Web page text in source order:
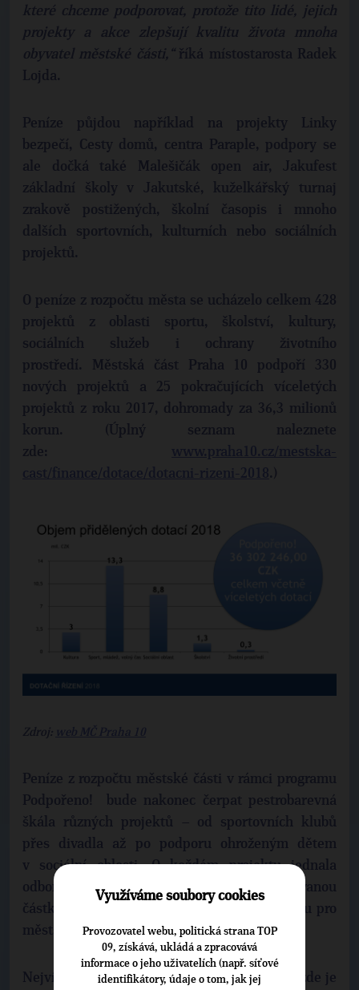
které chceme podporovat, protože tito lidé, jejich
projekty a akce zlepšují kvalitu života mnoha
obyvatel městské části,“říká místostarosta Radek
Lojda.
Peníze půjdou například na projekty Linky
bezpečí, Cesty domů, centra Paraple, podpory se
ale dočká také Malešičák open air, Jakufest
základní školy v Jakutské, kuželkářský turnaj
zrakově postižených, školní časopis i mnoho
dalších sportovních, kulturních nebo sociálních
projektů.
O peníze z rozpočtu města se ucházelo celkem 428
projektů z oblasti sportu, školství, kultury,
sociálních služeb i ochrany životního
prostředí. Městská část Praha 10 podpoří 330
nových projektů a 25 pokračujících víceletých
projektů z roku 2017, dohromady za 36,3 milionů
korun. (Úplný seznam naleznete
zde:
.)
Zdroj:
Peníze z rozpočtu městské části v rámci programu
Podpořeno! bude nakonec čerpat pestrobarevná
škála různých projektů – od sportovních klubů
přes divadla až po podporu ohroženým dětem
v sociální oblasti. O každém projektu jednala
odborná komise, která hodnotila jak požadovanou
částku, tak celkový význam a přínos projektu pro
městskou část.
Nejvíce peněz půjde letos do oblasti sportu, zde je
Využíváme soubory cookies
Provozovatel webu, politická strana TOP
09, získává, ukládá a zpracovává
informace o jeho uživatelích (např. síťové
identifikátory, údaje o tom, jak jej